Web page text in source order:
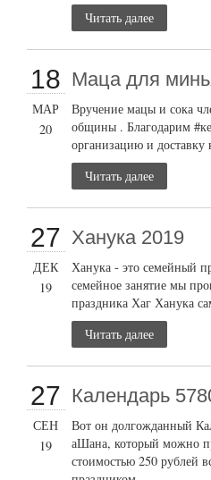
Читать далее
18
МАР
20
Маца для
Вручение мацы и сока
общины . Благодарим
организацию и
Читать далее
27
ДЕК
19
Ханука 2019
Ханука - это семейный
семейное занятие мы
праздника Хаг Ханука
Читать далее
27
СЕН
19
Календарь
Вот он долгожданный
аШана, который можно
стоимостью 250 рублей